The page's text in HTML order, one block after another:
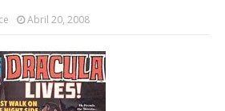
Abril 20, 2008